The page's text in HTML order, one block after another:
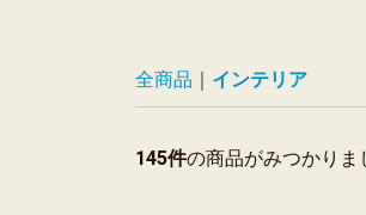
全商品 インテリア
145件の商品がみつかりま